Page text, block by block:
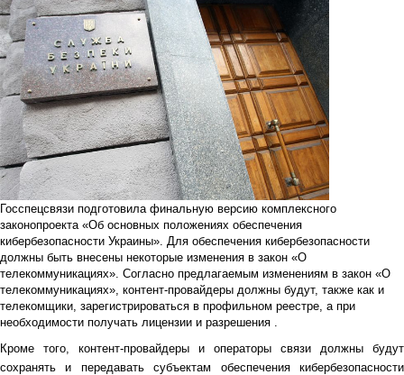
Госспецсвязи подготовила финальную версию комплексного
законопроекта «Об основных положениях обеспечения
кибербезопасности Украины». Для обеспечения кибербезопасности
должны быть внесены некоторые изменения в закон «О
телекоммуникациях». Согласно предлагаемым изменениям в закон «О
телекоммуникациях», контент-провайдеры должны будут, также как и
телекомщики, зарегистрироваться в профильном реестре, а при
необходимости получать лицензии и разрешения .
Кроме того, контент-провайдеры и операторы связи должны будут
сохранять и передавать субъектам обеспечения кибербезопасности